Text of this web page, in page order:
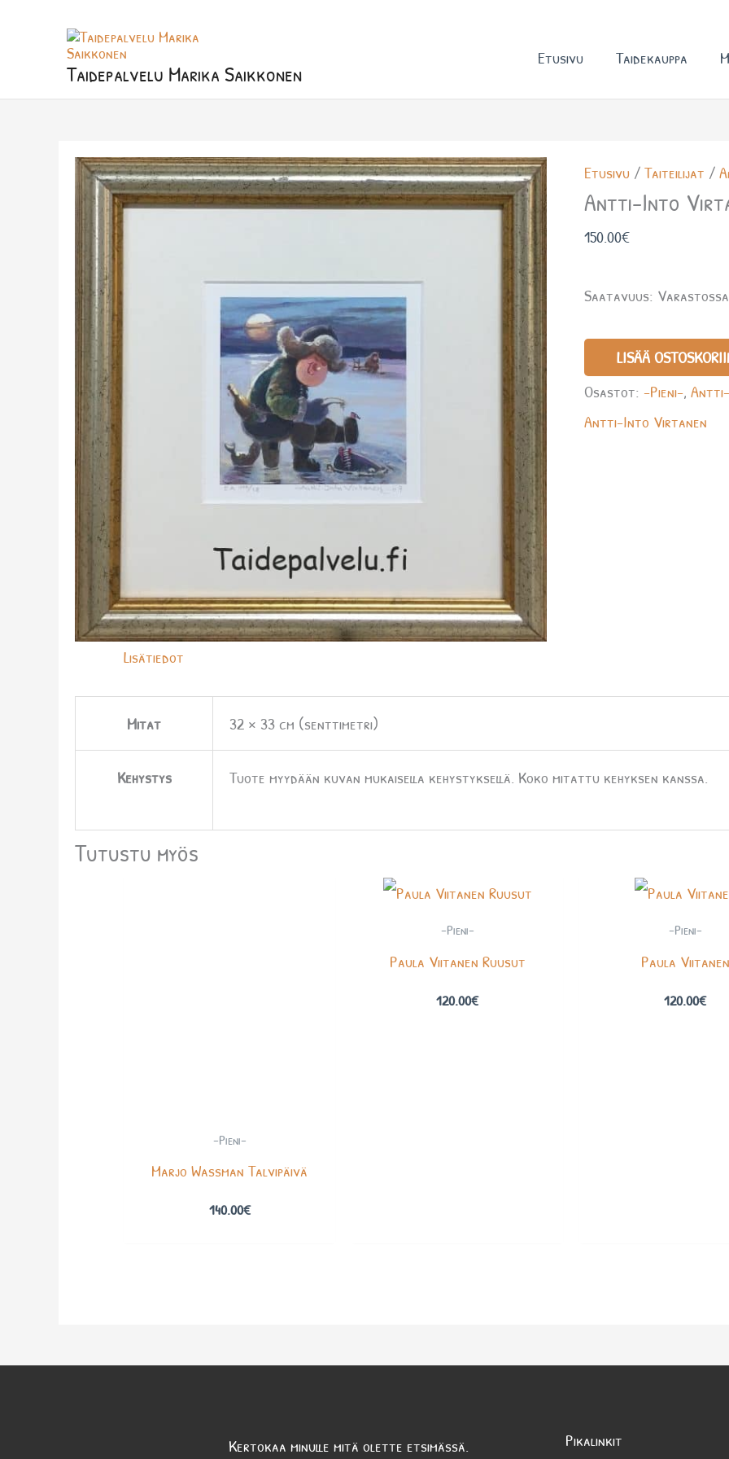
Taidepalvelu Marika Saikkonen
Etusivu Taidekauppa
Etusivu /Taiteilijat /
Antti-Into
150.00€
Saatavuus: Varastossa
Into
Virtanen
määrä
LISÄÄ
Osastot:-Pieni-,
Antti-Into Virtanen
Lisätiedot
Mitat 32 × 33 cm (senttimetri)
Kehystys Tuote myydään kuvan mukaisella kehystyksellä. Koko mitattu kehyksen kanssa.
Tutustu myös
-Pieni-
Marjo Wassman Talvipäivä
140.00€
-Pieni-
Paula Viitanen Ruusut
120.00€
-Pieni-
Paula Viitanen
120.00€
Kertokaa minulle mitä olette etsimässä. Pikalinkit